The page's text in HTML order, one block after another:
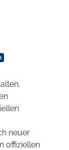
neuer
offiziellen